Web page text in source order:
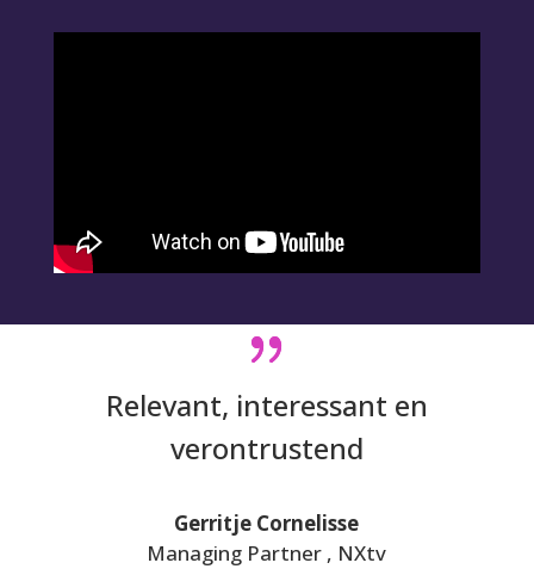
Relevant, interessant en
verontrustend
Gerritje Cornelisse
Managing Partner , NXtv